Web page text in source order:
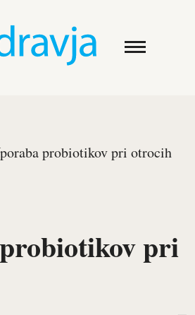
probiotikov pri otrocih
pri